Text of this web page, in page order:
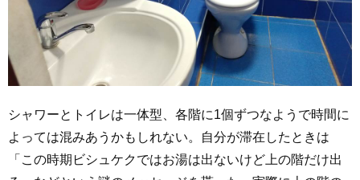
シャワーとトイレは一体型、各階に1個ずつなようで時間に
よっては混みあうかもしれない。自分が滞在したときは
「この時期ビシュケクではお湯は出ないけど上の階だけ出